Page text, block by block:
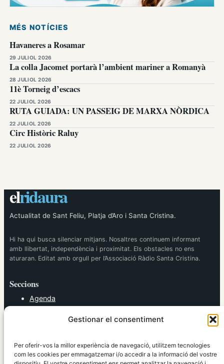
Gestionar el consentiment
Per oferir-vos la millor experiència de navegació, utilitzem tecnologies
com les cookies per emmagatzemar i/o accedir a la informació del vostre
MÉS NOTÍCIES
Havaneres a Rosamar
29 JULIOL 2026
La colla Jacomet portarà l’ambient mariner a Romanyà
28 JULIOL 2026
11è Torneig d’escacs
22 JULIOL 2026
RUTA GUIADA: UN PASSEIG DE MARXA NÒRDICA
22 JULIOL 2026
Circ Històric Raluy
22 JULIOL 2026
elridaura
Actualitat de Sant Feliu, Platja d’Aro i Santa Cristina.
Hi ha qui busca silenciar mitjans. Nosaltres continuem informant
amb llibertat, independència i proximitat. Els obstacles no ens
aturaran. Editat amb orgull per l’Associació Ràdio Santa Cristina.
Seccions
Agenda
Política
Societat